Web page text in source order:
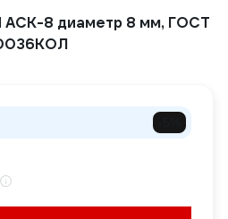
АСК-8 диаметр 8 мм, ГОСТ